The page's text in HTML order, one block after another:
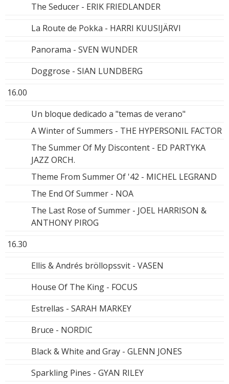
The Seducer - ERIK FRIEDLANDER
La Route de Pokka - HARRI KUUSIJÄRVI
Panorama - SVEN WUNDER
Doggrose - SIAN LUNDBERG
16.00
Un bloque dedicado a "temas de verano"
A Winter of Summers - THE HYPERSONIL FACTOR
The Summer Of My Discontent - ED PARTYKA
JAZZ ORCH.
Theme From Summer Of '42 - MICHEL LEGRAND
The End Of Summer - NOA
The Last Rose of Summer - JOEL HARRISON &
ANTHONY PIROG
16.30
Ellis & Andrés bröllopssvit - VASEN
House Of The King - FOCUS
Estrellas - SARAH MARKEY
Bruce - NORDIC
Black & White and Gray - GLENN JONES
Sparkling Pines - GYAN RILEY